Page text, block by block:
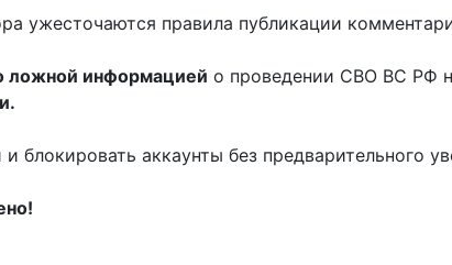
ужесточаются правила публикации
ложной информацией о проведении СВО ВС РФ
блокировать аккаунты без предварительного